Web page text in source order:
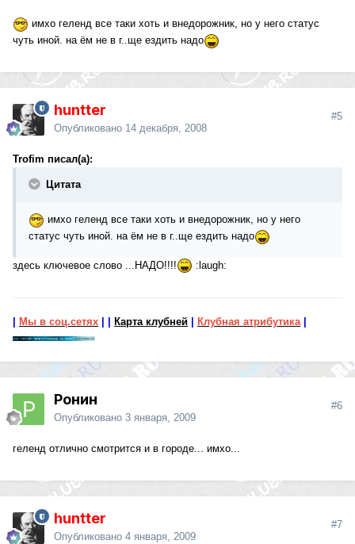
имхо геленд все таки хоть и внедорожник, но у него статус
чуть иной. на ём не в г..ще ездить надо
huntter
Опубликовано 14 декабря, 2008
#5
Trofim писал(а):
Цитата
имхо геленд все таки хоть и внедорожник, но у него
статус чуть иной. на ём не в г..ще ездить надо
здесь ключевое слово ...НАДО!!!! :laugh:
Мы в соц.сетях Карта клубней Клубная атрибутика|
Ронин
Опубликовано 3 января, 2009
#6
геленд отлично смотрится и в городе... имхо...
huntter
Опубликовано 4 января, 2009
#7